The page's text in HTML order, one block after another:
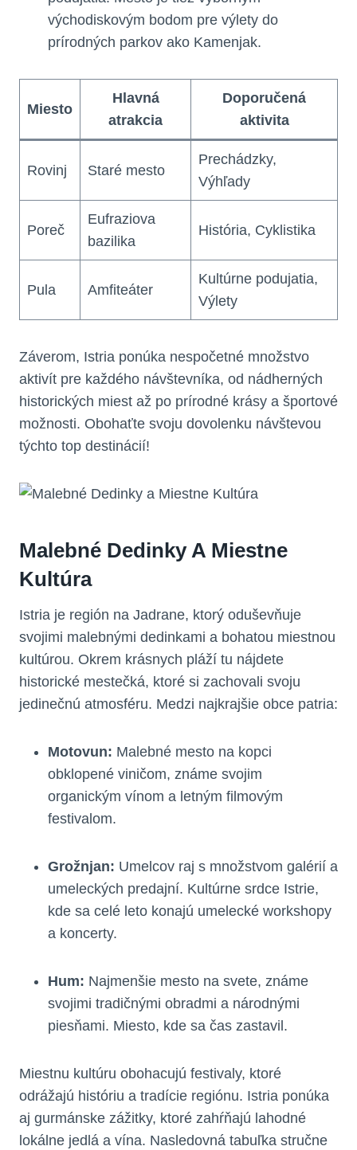
východiskovým bodom pre výlety do
prírodných parkov ako Kamenjak.
Miesto
Hlavná
atrakcia
Doporučená
aktivita
Rovinj Staré mesto
Prechádzky,
Výhľady
Poreč
Eufraziova
bazilika
História, Cyklistika
Pula Amfiteáter
Kultúrne podujatia,
Výlety
Záverom, Istria ponúka nespočetné množstvo
aktivít pre každého návštevníka, od nádherných
historických miest až po prírodné krásy a športové
možnosti. Obohaťte svoju dovolenku návštevou
týchto top destinácií!
Malebné Dedinky A Miestne
Kultúra
Istria je región na Jadrane, ktorý oduševňuje
svojimi malebnými dedinkami a bohatou miestnou
kultúrou. Okrem krásnych pláží tu nájdete
historické mestečká, ktoré si zachovali svoju
jedinečnú atmosféru. Medzi najkrajšie obce patria:
Motovun: Malebné mesto na kopci
obklopené viničom, známe svojim
organickým vínom a letným filmovým
festivalom.
Grožnjan: Umelcov raj s množstvom galérií a
umeleckých predajní. Kultúrne srdce Istrie,
kde sa celé leto konajú umelecké workshopy
a koncerty.
Hum: Najmenšie mesto na svete, známe
svojimi tradičnými obradmi a národnými
piesňami. Miesto, kde sa čas zastavil.
Miestnu kultúru obohacujú festivaly, ktoré
odrážajú históriu a tradície regiónu. Istria ponúka
aj gurmánske zážitky, ktoré zahŕňajú lahodné
lokálne jedlá a vína. Nasledovná tabuľka stručne